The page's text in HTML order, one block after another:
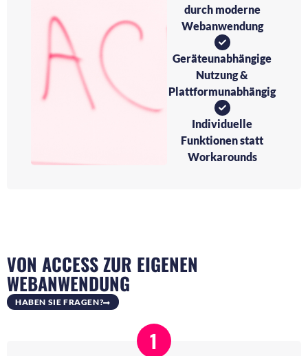
durch moderne
Webanwendung
Geräteunabhängige
Nutzung &
Plattformunabhängig
Individuelle
Funktionen statt
Workarounds
VON ACCESS ZUR EIGENEN
WEBANWENDUNG
HABEN SIE FRAGEN?
1